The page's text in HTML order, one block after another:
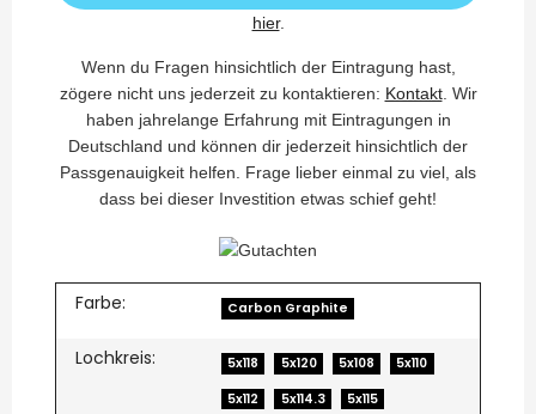
hier.
Wenn du Fragen hinsichtlich der Eintragung hast,
zögere nicht uns jederzeit zu kontaktieren: Kontakt. Wir
haben jahrelange Erfahrung mit Eintragungen in
Deutschland und können dir jederzeit hinsichtlich der
Passgenauigkeit helfen. Frage lieber einmal zu viel, als
dass bei dieser Investition etwas schief geht!
Farbe: Carbon Graphite
Lochkreis: 5x118 5x120 5x108
5x110
5x112
5x114.3 5x115